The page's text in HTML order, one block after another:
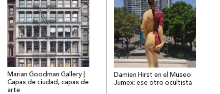
Marian Goodman Gallery |
Capas de ciudad, capas de
arte
Damien Hirst en el Museo
Jumex: ese otro ocultista